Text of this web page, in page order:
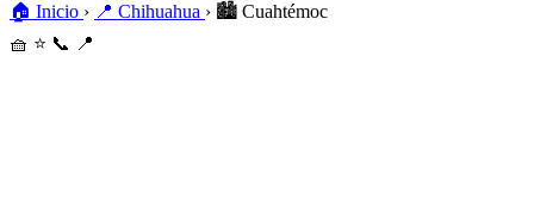
🏠 Inicio › 📍 Chihuahua › 🏙️ Cuahtémoc
🧺 ⭐ 📞 📍